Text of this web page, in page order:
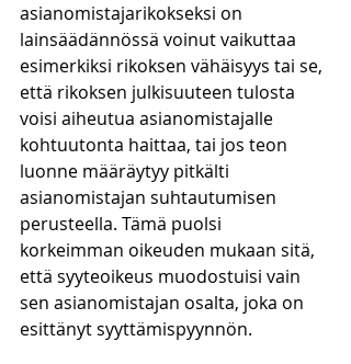
asianomistajarikokseksi on
lainsäädännössä voinut vaikuttaa
esimerkiksi rikoksen vähäisyys tai se,
että rikoksen julkisuuteen tulosta
voisi aiheutua asianomistajalle
kohtuutonta haittaa, tai jos teon
luonne määräytyy pitkälti
asianomistajan suhtautumisen
perusteella. Tämä puolsi
korkeimman oikeuden mukaan sitä,
että syyteoikeus muodostuisi vain
sen asianomistajan osalta, joka on
esittänyt syyttämispyynnön.